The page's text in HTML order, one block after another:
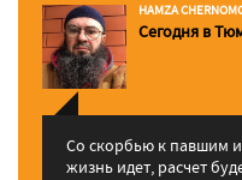
HAMZA
Сегодня в
Со скорбью к павшим
жизнь идет, расчет